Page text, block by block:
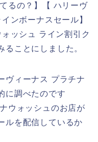
るの？】【 ハリーヴ
ンボーナスセール】
ッシュ ライン割引ク
ことにしました。
ヴィーナス プラチナ
に調べたのです
ウォッシュのお店が
ルを配信しているか